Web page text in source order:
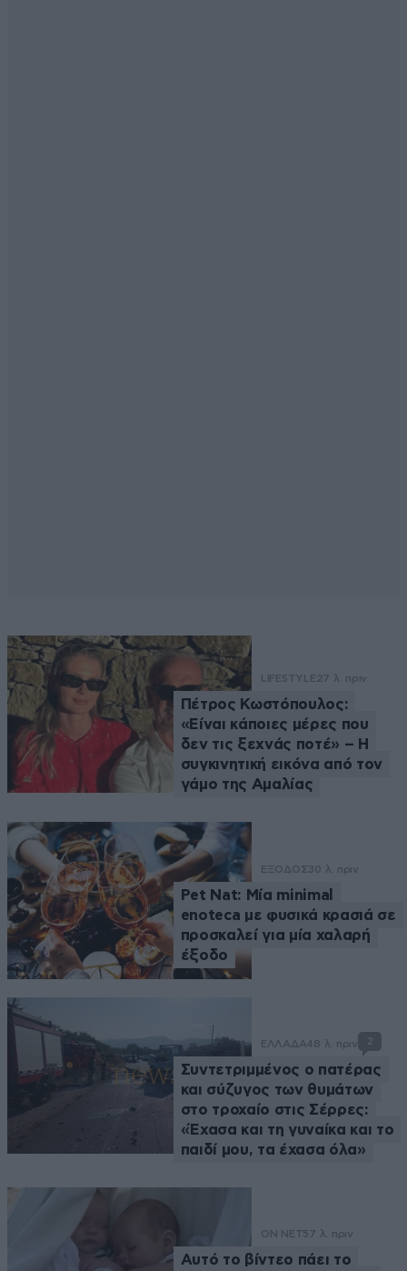
LIFESTYLE27 λ. πριν
Πέτρος Κωστόπουλος:
«Είναι κάποιες μέρες που
δεν τις ξεχνάς ποτέ» – Η
συγκινητική εικόνα από τον
γάμο της Αμαλίας
ΕΞΟΔΟΣ30 λ. πριν
Pet Nat: Μία minimal
enoteca με φυσικά κρασιά σε
προσκαλεί για μία χαλαρή
έξοδο
ΕΛΛΑΔΑ48 λ. πριν 2
Συντετριμμένος ο πατέρας
και σύζυγος των θυμάτων
στο τροχαίο στις Σέρρες:
«Έχασα και τη γυναίκα και το
παιδί μου, τα έχασα όλα»
ON NET57 λ. πριν
Αυτό το βίντεο πάει το